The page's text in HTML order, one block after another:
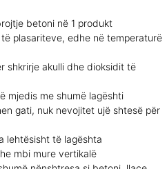
betoni në 1 produkt
plasariteve, edhe në temperaturë
shkrirje akulli dhe dioksidit të
mjedis me shumë lagështi
gati, nuk nevojitet ujë shtesë për
lehtësisht të lagështa
mbi mure vertikalë